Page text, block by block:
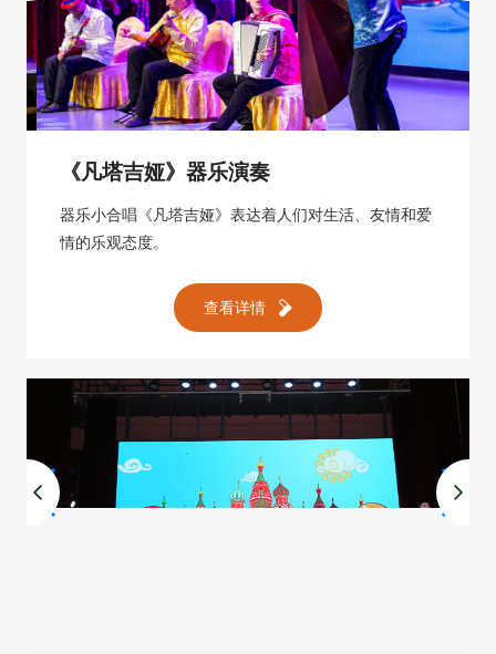
《凡塔吉娅》器乐演奏
器乐小合唱《凡塔吉娅》表达着人们对生活、友情和爱
情的乐观态度。
查看详情